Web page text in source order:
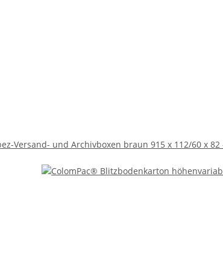
Versand- und Archivboxen braun 915 x 112/60 x 82